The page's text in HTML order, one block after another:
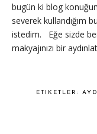
bugün ki blog
severek kullandığım
istedim. Eğe sizde
makyajınızı bir
ETIKETLER: